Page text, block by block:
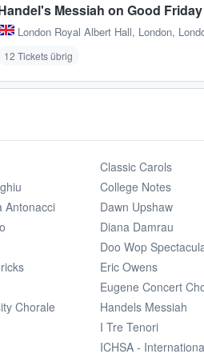
Messiah on Good
London Royal Albert Hall, London,
12 Tickets übrig
Antonacci
Chorale
Classic Carols
College Notes
Dawn Upshaw
Diana Damrau
Doo Wop
Eric Owens
Eugene Concert
Handels Messiah
I Tre Tenori
ICHSA -